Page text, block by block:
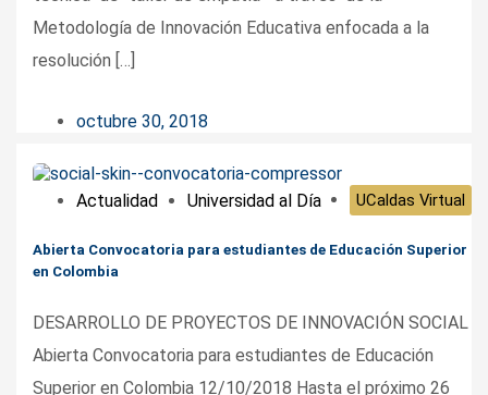
Metodología de Innovación Educativa enfocada a la
resolución […]
octubre 30, 2018
Actualidad Universidad al Día UCaldas Virtual
Abierta Convocatoria para estudiantes de Educación Superior
en Colombia
DESARROLLO DE PROYECTOS DE INNOVACIÓN SOCIAL
Abierta Convocatoria para estudiantes de Educación
Superior en Colombia 12/10/2018 Hasta el próximo 26